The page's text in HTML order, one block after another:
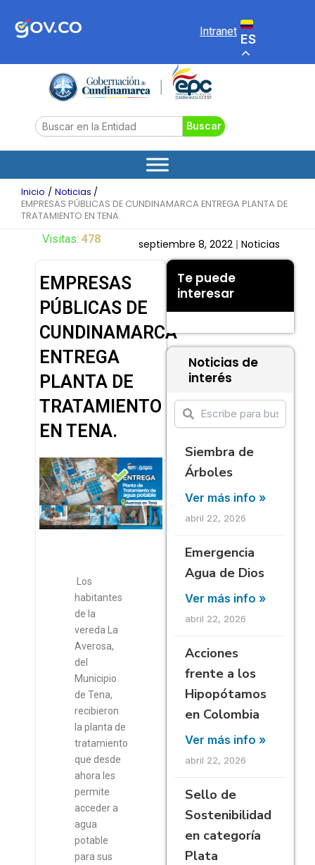
Intranet
ES
Search Buscar
Inicio
Noticias
EMPRESAS PÚBLICAS DE CUNDINAMARCA ENTREGA PLANTA DE
TRATAMIENTO EN TENA.
Visitas: 478 septiembre 8, 2022 Noticias
EMPRESAS
PÚBLICAS DE
CUNDINAMARCA
ENTREGA
PLANTA DE
TRATAMIENTO
EN TENA.
Los
habitantes
de la
vereda La
Averosa,
del
Municipio
de Tena,
recibieron
la planta de
tratamiento
que desde
ahora les
permite
acceder a
agua
potable
para sus
Te puede
interesar
Noticias de
interés
Siembra de
Árboles
Ver más info »
abril 22, 2026
Emergencia
Agua de Dios
Ver más info »
abril 22, 2026
Acciones
frente a los
Hipopótamos
en Colombia
Ver más info »
abril 22, 2026
Sello de
Sostenibilidad
en categoría
Plata